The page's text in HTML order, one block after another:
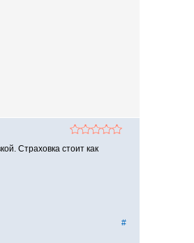
Страховка стоит как
#